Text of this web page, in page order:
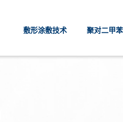
敷形涂敷技术 聚对二甲